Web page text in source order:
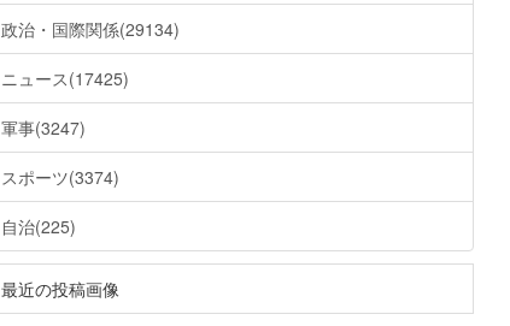
政治・国際関係(29134)
ニュース(17425)
軍事(3247)
スポーツ(3374)
自治(225)
最近の投稿画像